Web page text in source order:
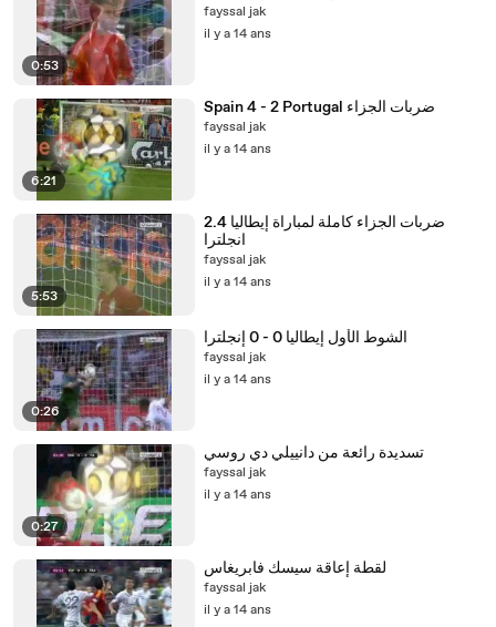
0:53
fayssal jak
il y a 14 ans
6:21
Spain 4 - 2 Portugal ضربات الجزاء
fayssal jak
il y a 14 ans
5:53
ضربات الجزاء كاملة لمباراة إيطاليا 2.4
انجلترا
fayssal jak
il y a 14 ans
0:26
الشوط الأول إيطاليا 0 - 0 إنجلترا
fayssal jak
il y a 14 ans
0:27
تسديدة رائعة من دانييلي دي روسي
fayssal jak
il y a 14 ans
لقطة إعاقة سيسك فابريغاس
fayssal jak
il y a 14 ans